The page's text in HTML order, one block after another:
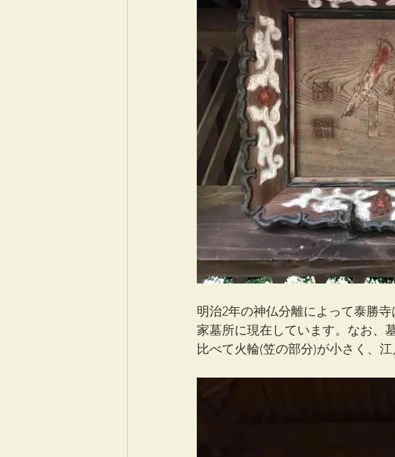
明治2年の神仏分離によって泰勝
家墓所に現在しています。なお、
比べて火輪(笠の部分)が小さく、